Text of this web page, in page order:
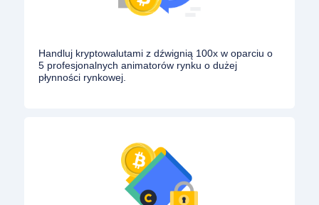
Handluj kryptowalutami z dźwignią 100x w oparciu o
5 profesjonalnych animatorów rynku o dużej
płynności rynkowej.